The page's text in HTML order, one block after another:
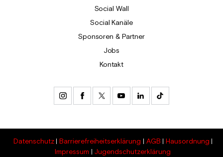
Social Wall
Social Kanäle
Sponsoren & Partner
Jobs
Kontakt
Datenschutz Barrierefreiheitserklärung AGB
Hausordnung
Impressum
Jugendschutzerklärung